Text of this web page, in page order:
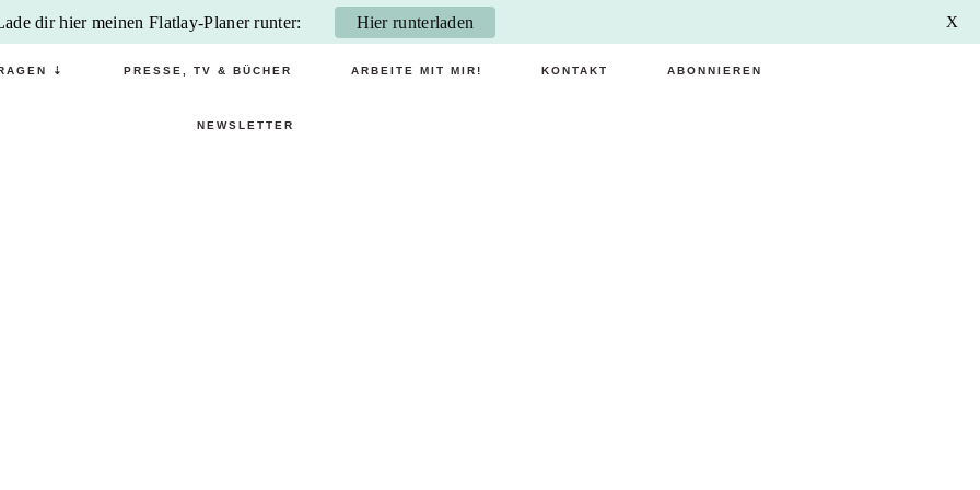
⇣ PRESSE, TV & BÜCHER ARBEITE MIT MIR! KONTAKT ABONNIEREN
NEWSLETTER
dir hier meinen Flatlay-Planer runter: Hier runterladen X